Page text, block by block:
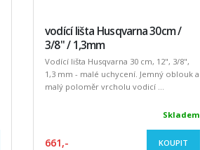
vodící lišta Husqvarna 30cm /
3/8" / 1,3mm
Vodící lišta Husqvarna 30 cm, 12", 3/8",
1,3 mm - malé uchycení. Jemný oblouk a
malý poloměr vrcholu vodicí ...
Skladem
661,- KOUPIT